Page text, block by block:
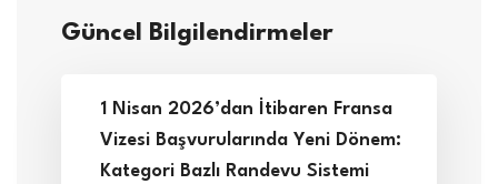
Güncel Bilgilendirmeler
1 Nisan 2026’dan İtibaren Fransa
Vizesi Başvurularında Yeni Dönem:
Kategori Bazlı Randevu Sistemi